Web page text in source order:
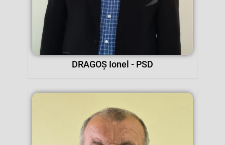
DRAGOȘ Ionel - PSD